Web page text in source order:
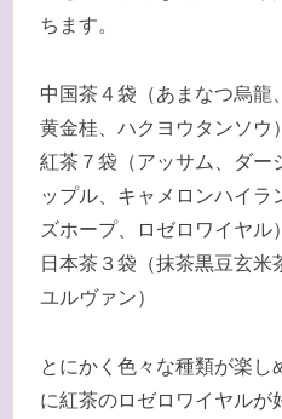
ちます。
中国茶４袋（あまなつ烏龍
黄金桂、ハクヨウタンソウ）
紅茶７袋（アッサム、ダー
ップル、キャメロンハイラ
ズホープ、ロゼロワイヤル）
日本茶３袋（抹茶黒豆玄米
ユルヴァン）
とにかく色々な種類が楽し
に紅茶のロゼロワイヤルが